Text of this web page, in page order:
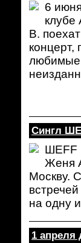
6
клубе
B.
концерт,
любимые
Сингл
ШЕFF
Женя
Москву.
на одну
1 апреля